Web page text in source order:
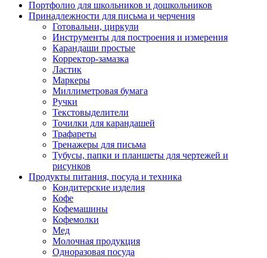
Портфолио для школьников и дошкольников
Принадлежности для письма и черчения
Готовальни, циркули
Инструменты для построения и измерения
Карандаши простые
Корректор-замазка
Ластик
Маркеры
Миллиметровая бумага
Ручки
Текстовыделители
Точилки для карандашей
Трафареты
Тренажеры для письма
Тубусы, папки и планшеты для чертежей и
рисунков
Продукты питания, посуда и техника
Кондитерские изделия
Кофе
Кофемашины
Кофемолки
Мед
Молочная продукция
Одноразовая посуда